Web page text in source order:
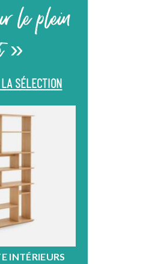
le plein
»
SÉLECTION
INTÉRIEURS